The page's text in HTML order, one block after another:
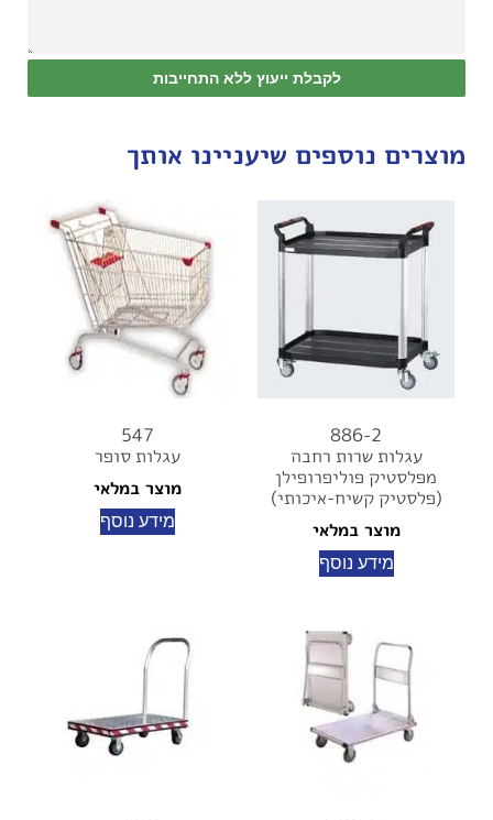
לקבלת ייעוץ ללא התחייבות
מוצרים נוספים שיעניינו אותך
886-2
עגלות שרות רחבה
מפלסטיק פוליפרופילן
(פלסטיק קשיח-איכותי)
מוצר במלאי
מידע נוסף
547
עגלות סופר
מוצר במלאי
מידע נוסף